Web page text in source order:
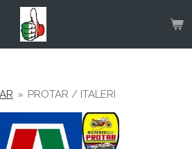
» PROTAR / ITALERI